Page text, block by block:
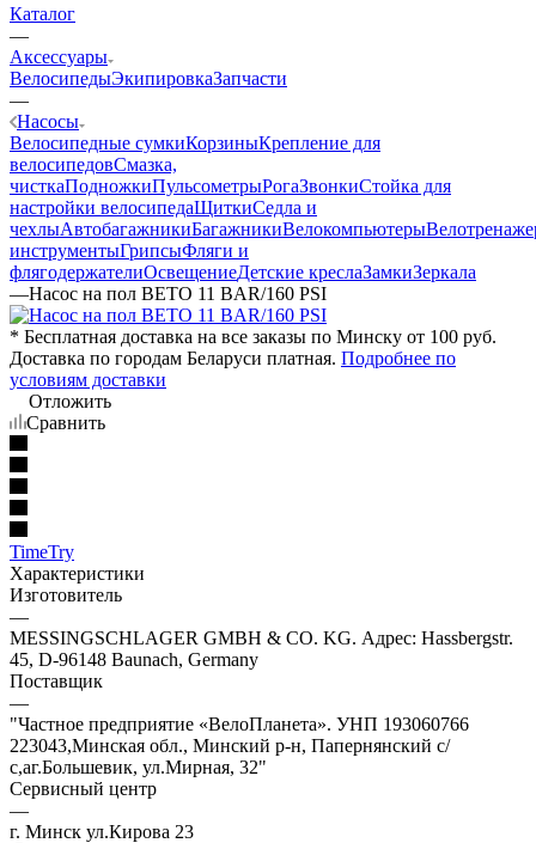
Каталог
—
Аксессуары
ВелосипедыЭкипировкаЗапчасти
—
Насосы
Велосипедные сумкиКорзиныКрепление для
велосипедовСмазка,
чисткаПодножкиПульсометрыРогаЗвонкиСтойка для
настройки велосипедаЩиткиСедла и
чехлыАвтобагажникиБагажникиВелокомпьютеры
инструментыГрипсыФляги и
флягодержателиОсвещениеДетские креслаЗамкиЗеркала
—Насос на пол BETO 11 BAR/160 PSI
* Бесплатная доставка на все заказы по Минску от 100 руб.
Доставка по городам Беларуси платная. Подробнее по
условиям доставки
Отложить
Сравнить
TimeTry
Характеристики
Изготовитель
—
MESSINGSCHLAGER GMBH & CO. KG. Адрес: Hassbergstr.
45, D-96148 Baunach, Germany
Поставщик
—
"Частное предприятие «ВелоПланета». УНП 193060766
223043,Минская обл., Минский р-н, Папернянский с/
с,аг.Большевик, ул.Мирная, 32"
Сервисный центр
—
г. Минск ул.Кирова 23